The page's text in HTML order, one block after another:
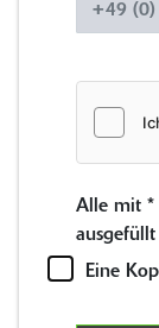
Alle mit *
Eine